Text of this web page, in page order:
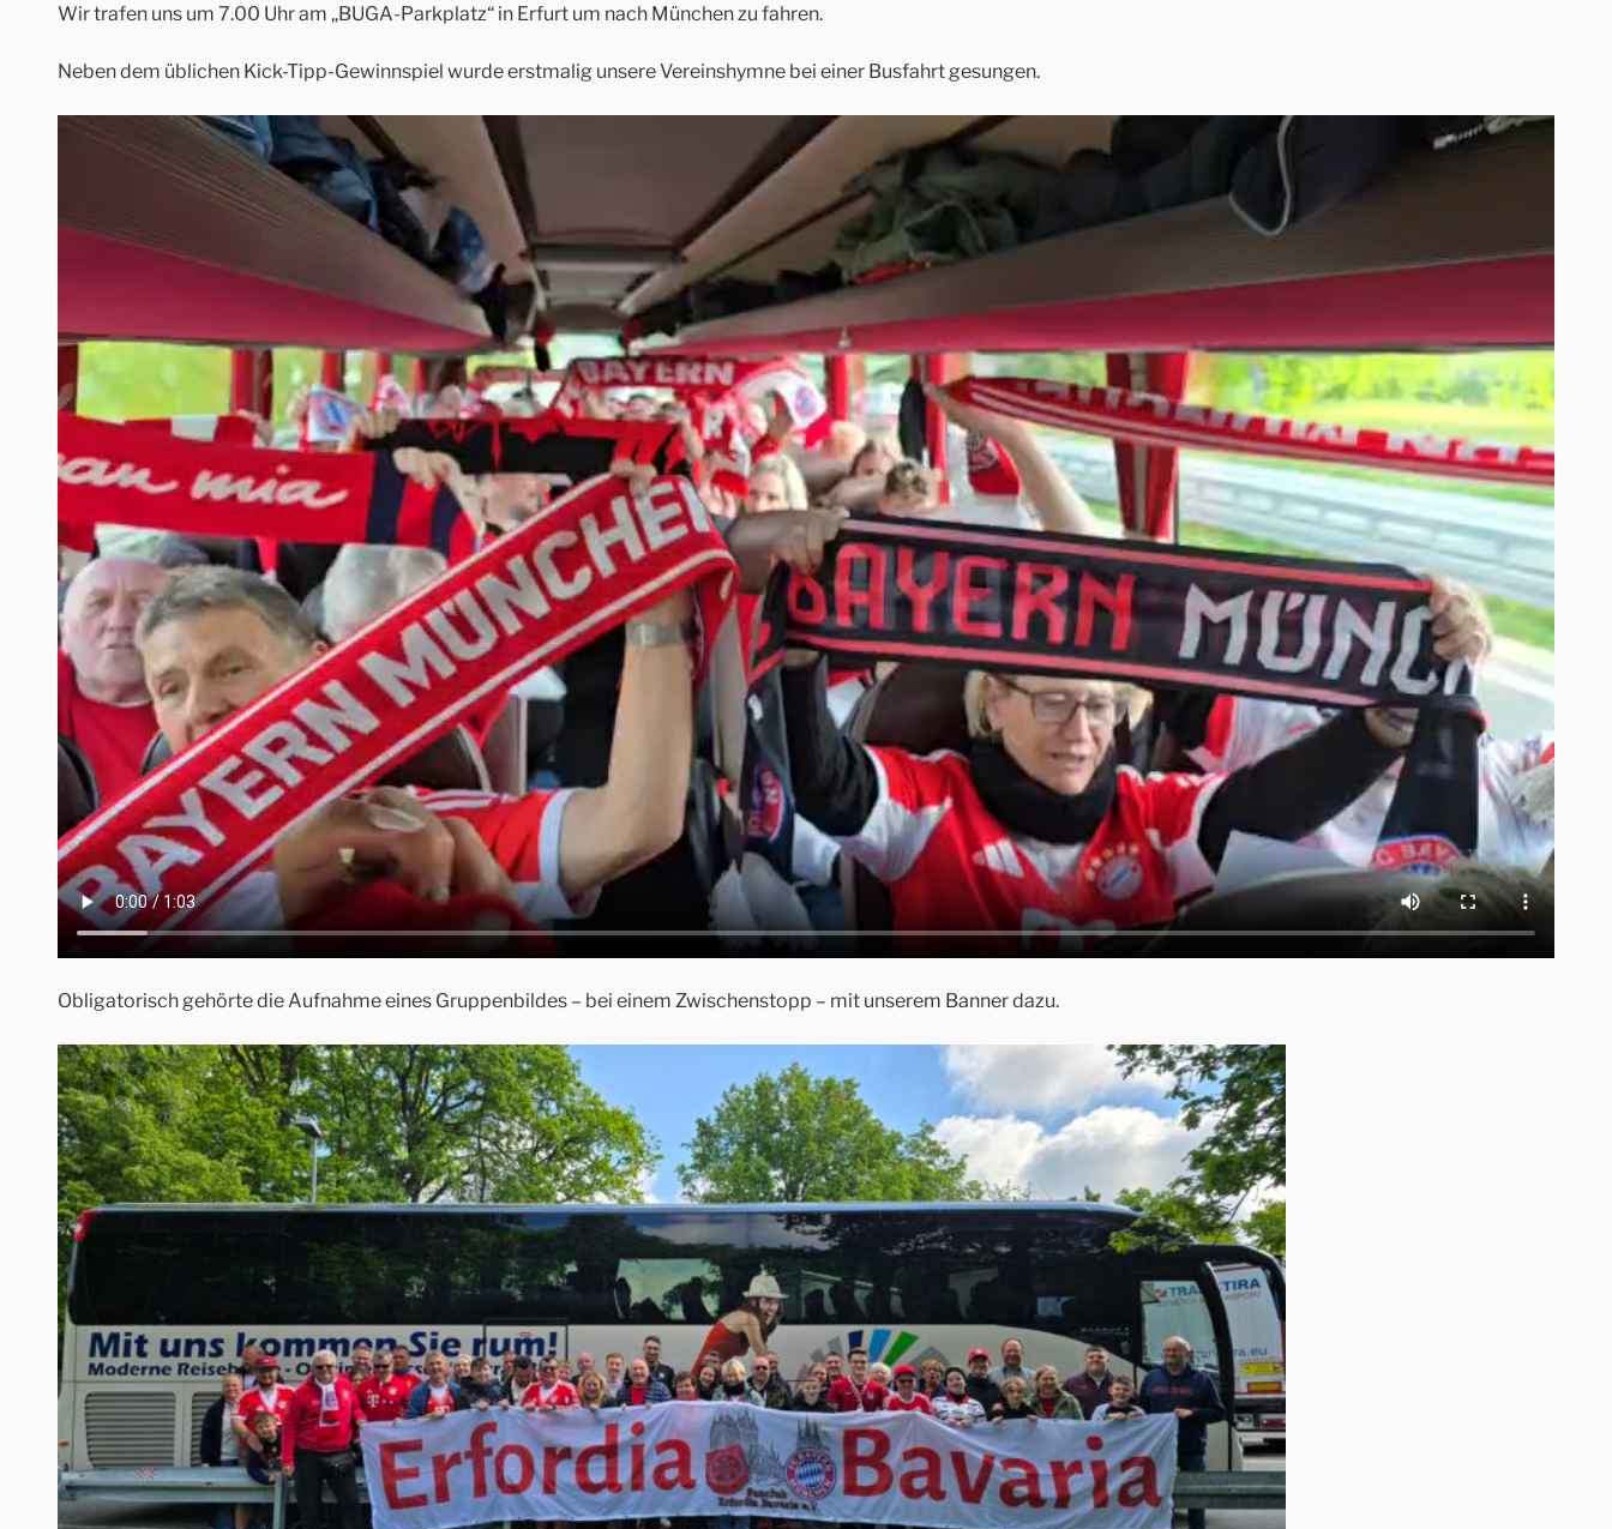
Wir trafen uns um 7.00 Uhr am „BUGA-Parkplatz“ in Erfurt um nach München zu fahren.
Neben dem üblichen Kick-Tipp-Gewinnspiel wurde erstmalig unsere Vereinshymne bei einer Busfahrt gesungen.
Obligatorisch gehörte die Aufnahme eines Gruppenbildes – bei einem Zwischenstopp – mit unserem Banner dazu.